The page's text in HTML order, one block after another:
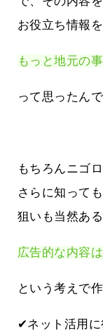
お役立ち情報
もっと地元の
って思ったんで
もちろんニゴ
さらに知って
狙いも当然あ
広告的な内容
という考えで
✔ネット活用